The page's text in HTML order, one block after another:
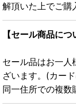
解頂いた上でご購
【セール商品につ
セール品はお一人
ざいます。(カー
同一住所での複数